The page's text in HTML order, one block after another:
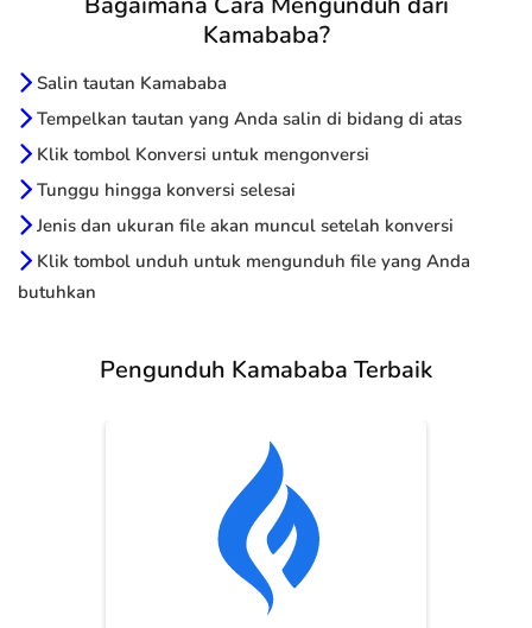
Kamababa?
Salin tautan Kamababa
Tempelkan tautan yang Anda salin di bidang di atas
Klik tombol Konversi untuk mengonversi
Tunggu hingga konversi selesai
Jenis dan ukuran file akan muncul setelah konversi
Klik tombol unduh untuk mengunduh file yang Anda
butuhkan
Pengunduh Kamababa Terbaik